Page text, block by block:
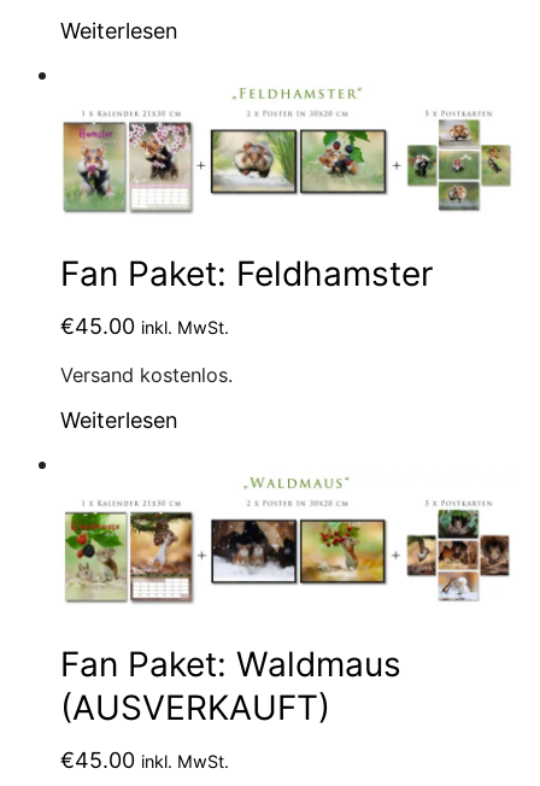
Weiterlesen
Fan Paket: Feldhamster
€45.00 inkl. MwSt.
Versand kostenlos.
Weiterlesen
Fan Paket: Waldmaus
(AUSVERKAUFT)
€45.00 inkl. MwSt.